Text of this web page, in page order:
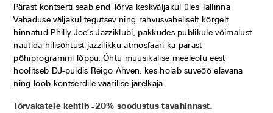
Pärast kontserti seab end Tõrva keskväljakul üles Tallinna
Vabaduse väljakul tegutsev ning rahvusvaheliselt kõrgelt
hinnatud Philly Joe’s Jazziklubi, pakkudes publikule võimalust
nautida hilisõhtust jazzilikku atmosfääri ka pärast
põhiprogrammi lõppu. Õhtu muusikalise meeleolu eest
hoolitseb DJ-puldis Reigo Ahven, kes hoiab suveöö elavana
ning loob kontserdile väärilise järelkaja.
Tõrvakatele kehtib -20% soodustus tavahinnast.